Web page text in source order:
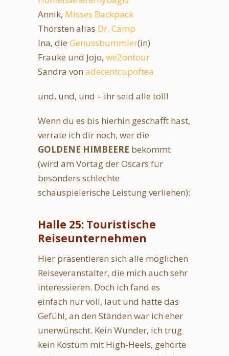
Annik, Misses Backpack
Thorsten alias Dr. Camp
Ina, die Genussbummler(in)
Frauke und Jojo, we2ontour
Sandra von adecentcupoftea
und, und, und – ihr seid alle toll!
Wenn du es bis hierhin geschafft hast,
verrate ich dir noch, wer die
GOLDENE HIMBEERE bekommt
(wird am Vortag der Oscars für
besonders schlechte
schauspielerische Leistung verliehen):
Halle 25: Touristische
Reiseunternehmen
Hier präsentieren sich alle möglichen
Reiseveranstalter, die mich auch sehr
interessieren. Doch ich fand es
einfach nur voll, laut und hatte das
Gefühl, an den Ständen war ich eher
unerwünscht. Kein Wunder, ich trug
kein Kostüm mit High-Heels, gehörte